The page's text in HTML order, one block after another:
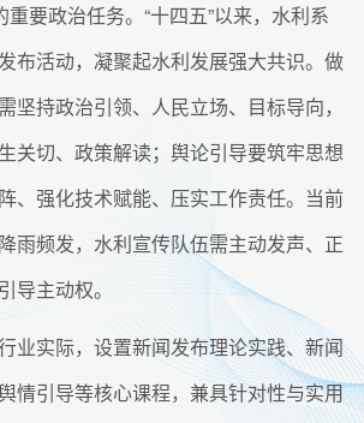
重要政治任务。“十四五”以来，水利系
布活动，凝聚起水利发展强大共识。做
坚持政治引领、人民立场、目标导向，
关切、政策解读；舆论引导要筑牢思想
、强化技术赋能、压实工作责任。当前
雨频发，水利宣传队伍需主动发声、正
导主动权。
业实际，设置新闻发布理论实践、新闻
情引导等核心课程，兼具针对性与实用